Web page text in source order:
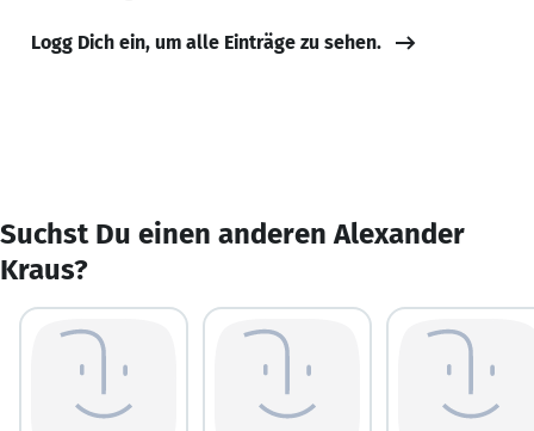
Logg Dich ein, um alle Einträge zu sehen.
Suchst Du einen anderen Alexander
Kraus?